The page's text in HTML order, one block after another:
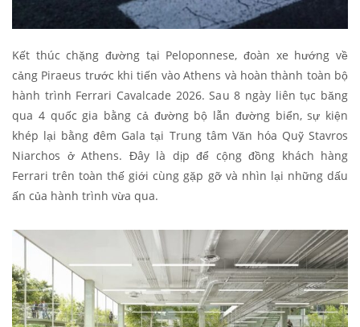
Kết thúc chặng đường tại Peloponnese, đoàn xe hướng về
cảng Piraeus trước khi tiến vào Athens và hoàn thành toàn bộ
hành trình Ferrari Cavalcade 2026. Sau 8 ngày liên tục băng
qua 4 quốc gia bằng cả đường bộ lẫn đường biển, sự kiện
khép lại bằng đêm Gala tại Trung tâm Văn hóa Quỹ Stavros
Niarchos ở Athens. Đây là dịp để cộng đồng khách hàng
Ferrari trên toàn thế giới cùng gặp gỡ và nhìn lại những dấu
ấn của hành trình vừa qua.